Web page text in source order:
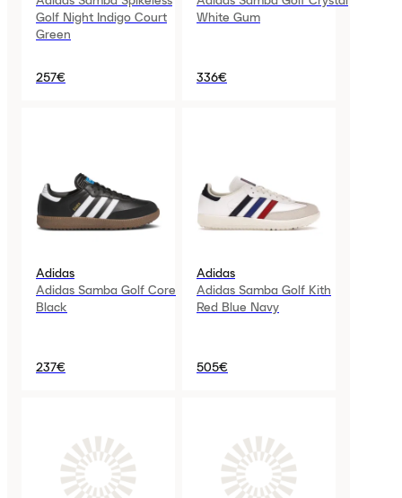
Golf Night Indigo Court
Green
257€
White Gum
336€
Adidas
Adidas Samba Golf Core
Black
237€
Adidas
Adidas Samba Golf Kith
Red Blue Navy
505€